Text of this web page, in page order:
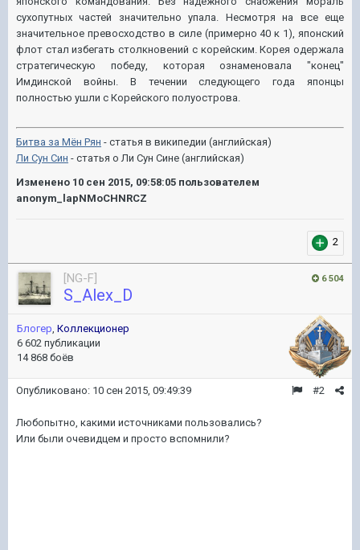
сухопутных частей значительно упала. Несмотря на все еще
значительное превосходство в силе (примерно 40 к 1), японский
флот стал избегать столкновений с корейским. Корея одержала
стратегическую победу, которая ознаменовала "конец"
Имдинской войны. В течении следующего года японцы
полностью ушли с Корейского полуострова.
Битва за Мён Рян - статья в википедии (английская)
Ли Сун Син - статья о Ли Сун Сине (английская)
Изменено 10 сен 2015, 09:58:05 пользователем
anonym_lapNMoCHNRCZ
2
6 504
[NG-F]
S_Alex_D
Блогер Коллекционер
6 602 публикации
14 868 боёв
#2
Опубликовано: 10 сен 2015, 09:49:39
Любопытно, какими источниками пользовались?
Или были очевидцем и просто вспомнили?